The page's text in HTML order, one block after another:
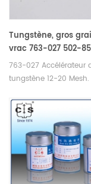
Tungstène, gros
vrac 763-027 502-
763-027 Accélérateur
tungstène 12-20 Mesh.
LECO Eltra Alpha